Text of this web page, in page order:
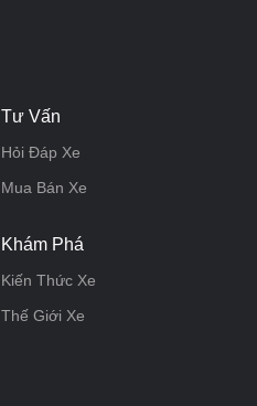
Tư Vấn
Hỏi Đáp Xe
Mua Bán Xe
Khám Phá
Kiến Thức Xe
Thế Giới Xe